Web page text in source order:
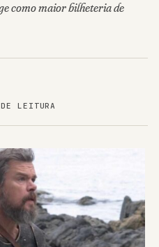
como maior bilheteria de
LEITURA